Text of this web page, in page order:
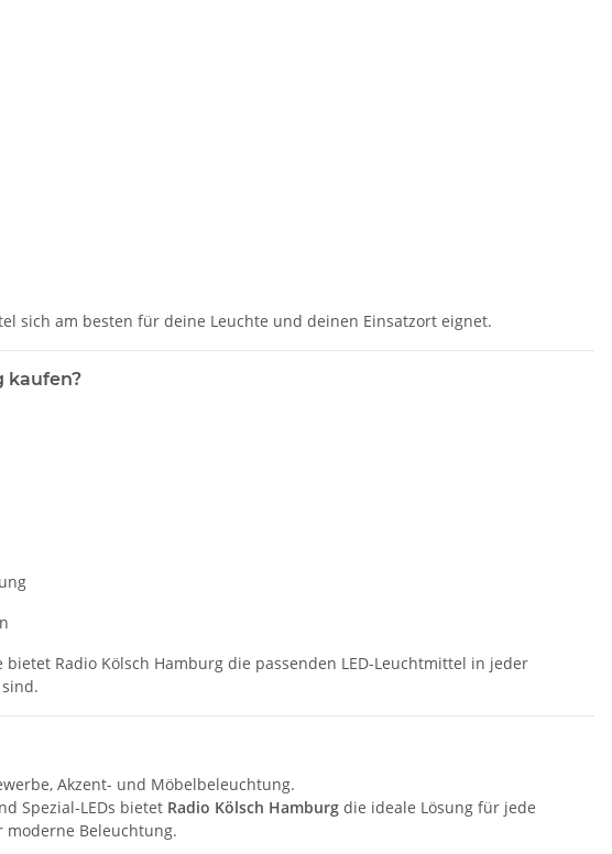
sich am besten für deine Leuchte und deinen Einsatzort eignet.
kaufen?
Radio Kölsch Hamburg die passenden LED-Leuchtmittel in jeder
Akzent- und Möbelbeleuchtung.
Spezial-LEDs bietet Radio Kölsch Hamburg die ideale Lösung für jede
moderne Beleuchtung.